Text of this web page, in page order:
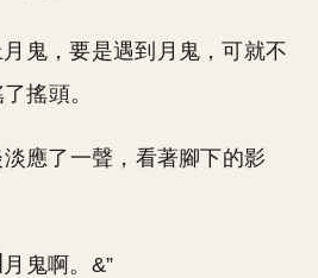
鬼，要是遇到月鬼，可就不
搖頭。
淡應了一聲，看著腳下的影
月鬼啊。&”